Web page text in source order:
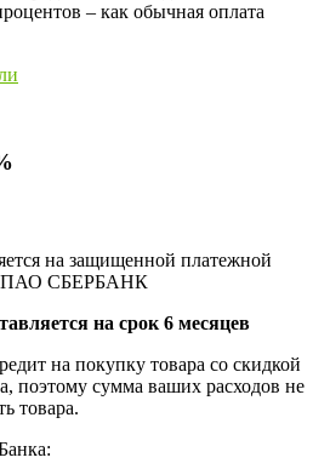
– как обычная оплата
на защищенной платежной
| ПАО СБЕРБАНК
на срок 6 месяцев
на покупку товара со скидкой
поэтому сумма ваших расходов не
товара.